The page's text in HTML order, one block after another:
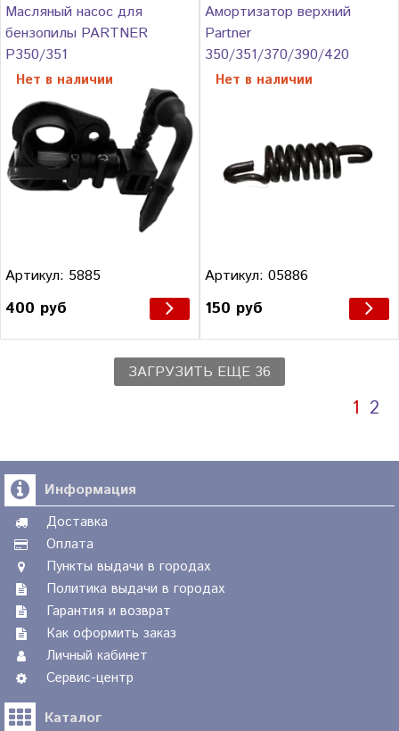
Масляный насос для
бензопилы PARTNER
P350/351
Нет в наличии
Артикул: 5885
400 руб
Амортизатор верхний
Partner
350/351/370/390/420
Нет в наличии
Артикул: 05886
150 руб
ЗАГРУЗИТЬ ЕЩЕ 36
1 2
Информация
Доставка
Оплата
Пункты выдачи в городах
Политика выдачи в городах
Гарантия и возврат
Как оформить заказ
Личный кабинет
Сервис-центр
Каталог